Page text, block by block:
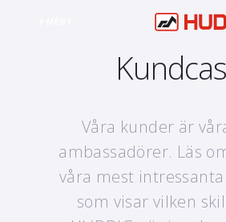
Våra kunder är
ambassadörer. Läs
våra mest
som visar vilken